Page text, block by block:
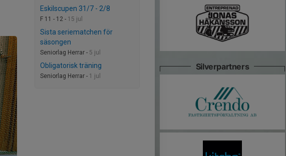
Eskilscupen 31/7 - 2/8
F 11 - 12 - 15 jul
Sista seriematchen för
säsongen
Seniorlag Herrar - 5 jul
Obligatorisk träning
Seniorlag Herrar - 1 jul
Silverpartners